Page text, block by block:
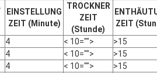
EINSTELLUNG
ZEIT (Minute)
TROCKNER
ZEIT
(Stunde)
ZEIT
4 < 10="">
>15
4 < 10="">
>15
4 < 10="">
>15